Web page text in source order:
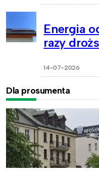
Energia
razy
14-07-2026
Dla prosumenta